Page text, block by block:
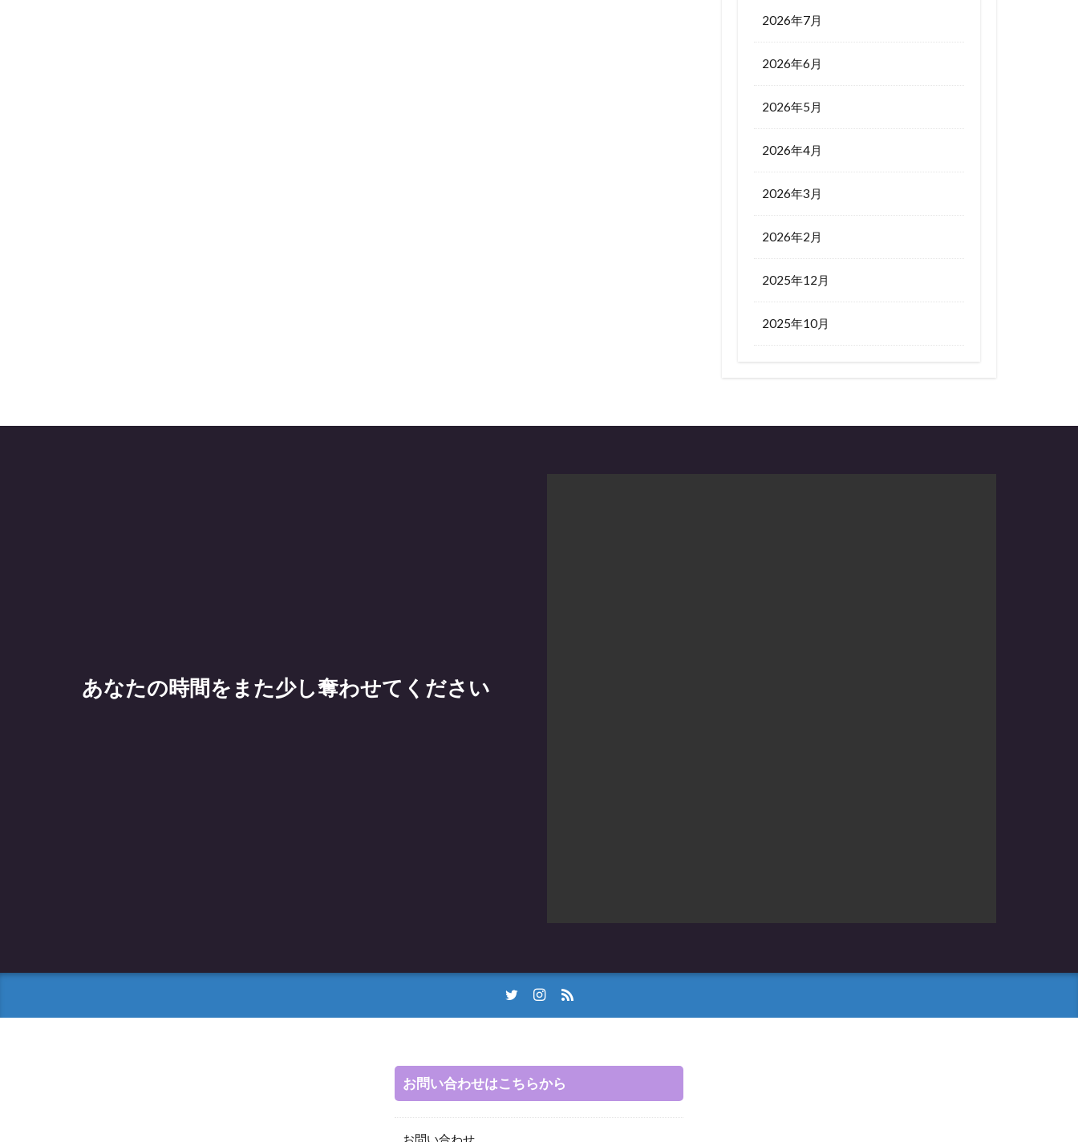
2026年7月
2026年6月
2026年5月
2026年4月
2026年3月
2026年2月
2025年12月
2025年10月
あなたの時間をまた少し奪わせてください
お問い合わせはこちらから
お問い合わせ